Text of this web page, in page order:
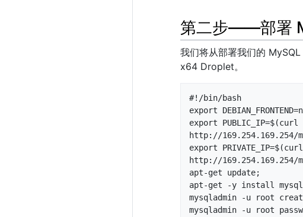
第二步——部署
我们将从部署我们的
x64 Droplet。
#!/bin/bash
export
export PUBLIC_IP=$(curl
http://169.254.169.254/
export
http://169.254.169.254/
apt-get update;
apt-get -y install
mysqladmin -u root
mysqladmin -u root